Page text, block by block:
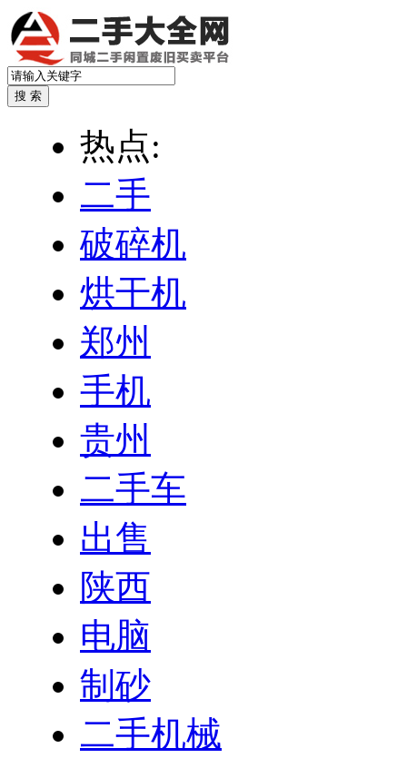
热点:
二手
破碎机
烘干机
郑州
手机
贵州
二手车
出售
陕西
电脑
制砂
二手机械